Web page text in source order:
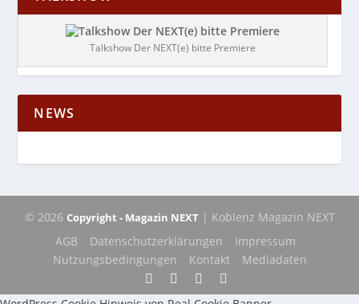
Talkshow Der NEXT(e) bitte Premiere
NEWS
© 2026 Copyright - Magazin NEXT| Koblenz Magazin NEXT
AGB
Datenschutzerklärungen
Impressum
Nutzungsbedingungen
Kontakt Mediadaten